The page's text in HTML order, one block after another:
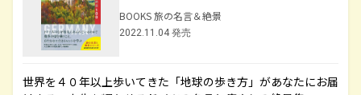
BOOKS 旅の名言＆絶景
2022.11.04 発売
世界を４０年以上歩いてきた「地球の歩き方」があなたにお届